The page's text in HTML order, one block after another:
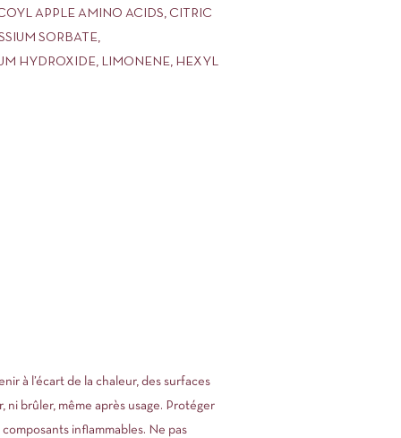
APPLE AMINO ACIDS, CITRIC
SORBATE,
HYDROXIDE, LIMONENE, HEXYL
à l’écart de la chaleur, des surfaces
ni brûler, même après usage. Protéger
inflammables. Ne pas